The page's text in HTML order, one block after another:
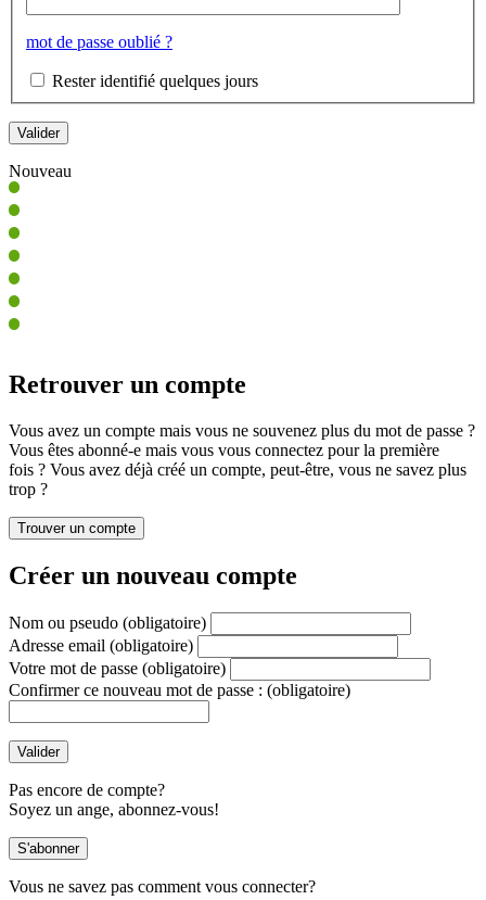
mot de passe oublié ?
Rester identifié quelques jours
Nouveau
Retrouver un compte
Vous avez un compte mais vous ne souvenez plus du mot de passe ?
Vous êtes abonné-e mais vous vous connectez pour la première
fois ? Vous avez déjà créé un compte, peut-être, vous ne savez plus
trop ?
Créer un nouveau compte
Nom ou pseudo (obligatoire)
Adresse email (obligatoire)
Votre mot de passe (obligatoire)
Confirmer ce nouveau mot de passe : (obligatoire)
Pas encore de compte?
Soyez un ange, abonnez-vous!
Vous ne savez pas comment vous connecter?